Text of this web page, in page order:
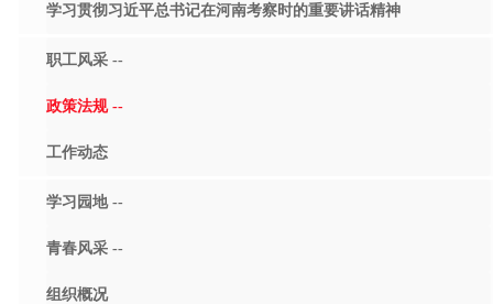
学习贯彻习近平总书记在河南考察时的重要讲话精神
职工风采 --
政策法规 --
工作动态
学习园地 --
青春风采 --
组织概况